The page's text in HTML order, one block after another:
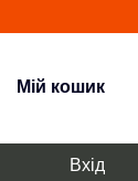
Мій кошик
Вхід